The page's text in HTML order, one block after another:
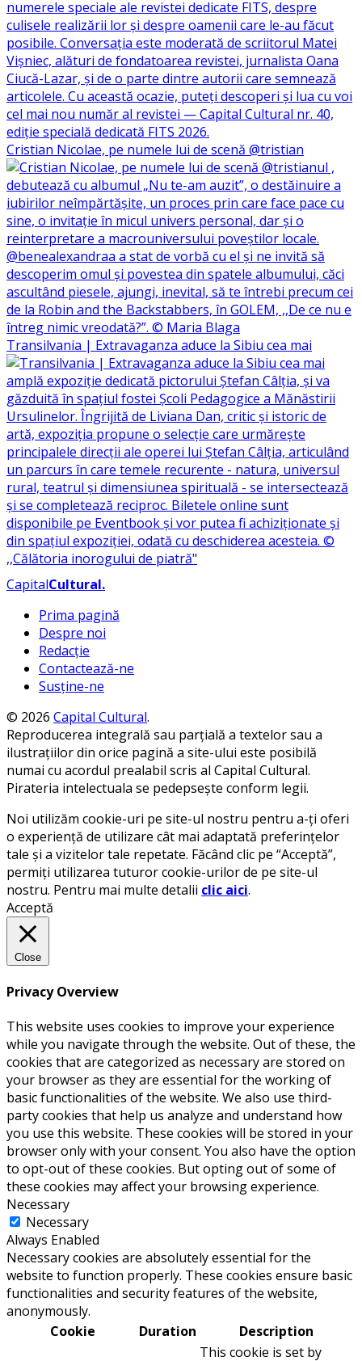
Cristian Nicolae, pe numele lui de scenă @tristian
Transilvania | Extravaganza aduce la Sibiu cea mai
CapitalCultural.
Prima pagină
Despre noi
Redacție
Contactează-ne
Susține-ne
© 2026 Capital Cultural.
Reproducerea integrală sau parțială a textelor sau a
ilustrațiilor din orice pagină a site-ului este posibilă
numai cu acordul prealabil scris al Capital Cultural.
Pirateria intelectuala se pedepsește conform legii.
Noi utilizăm cookie-uri pe site-ul nostru pentru a-ți oferi
o experiență de utilizare cât mai adaptată preferințelor
tale și a vizitelor tale repetate. Făcând clic pe “Acceptă”,
permiți utilizarea tuturor cookie-urilor de pe site-ul
nostru. Pentru mai multe detalii clic aici.
Acceptă
Close
Privacy Overview
This website uses cookies to improve your experience
while you navigate through the website. Out of these, the
cookies that are categorized as necessary are stored on
your browser as they are essential for the working of
basic functionalities of the website. We also use third-
party cookies that help us analyze and understand how
you use this website. These cookies will be stored in your
browser only with your consent. You also have the option
to opt-out of these cookies. But opting out of some of
these cookies may affect your browsing experience.
Necessary
Necessary
Always Enabled
Necessary cookies are absolutely essential for the
website to function properly. These cookies ensure basic
functionalities and security features of the website,
anonymously.
Cookie
Duration Description
This cookie is set by